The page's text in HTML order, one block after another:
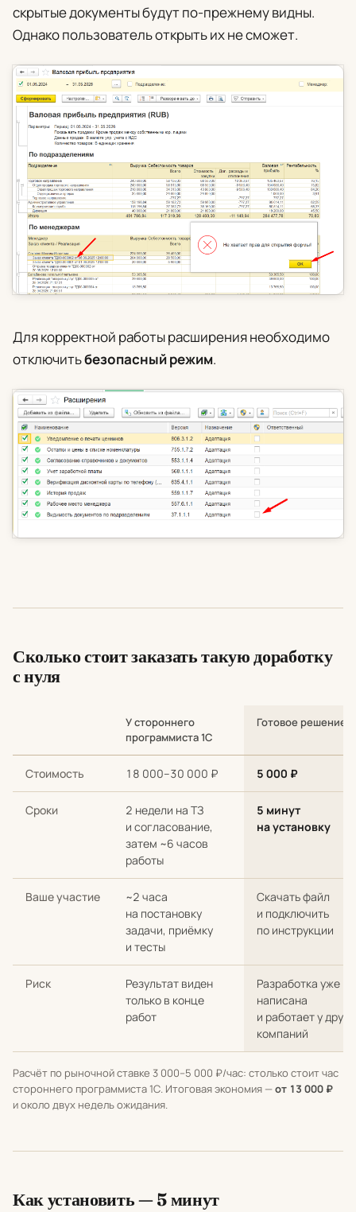
скрытые документы будут по-прежнему видны.
Однако пользователь открыть их не сможет.
Для корректной работы расширения необходимо
отключитьбезопасный режим.
Сколько стоит заказать такую доработку
с нуля
У стороннего
программиста 1С
Готовое решение
Стоимость 18 000–30 000 ₽ 5 000 ₽
Сроки
2 недели на ТЗ
и согласование,
затем ~6 часов
работы
5 минут
на установку
Ваше участие
~2 часа
на постановку
задачи, приёмку
и тесты
Скачать файл
и подключить
по инструкции
Риск
Результат виден
только в конце
работ
Разработка уже
написана
и работает у
компаний
Расчёт по рыночной ставке 3 000–5 000 ₽/час: столько стоит час
стороннего программиста 1С. Итоговая экономия —от 13 000 ₽
и около двух недель ожидания.
Как установить — 5 минут